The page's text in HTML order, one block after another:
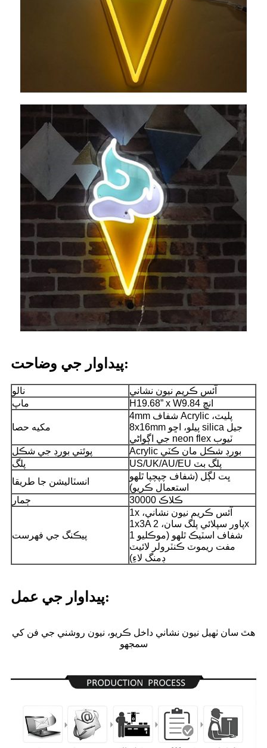
پيداوار جي وضاحت:
نالو
آئس ڪريم نيون نشاني
ماپ
H19.68” x W9.84 انچ
مکيه حصا
4mm شفاف Acrylic پليٽ،
8x16mm پيلو، اڇو silica جيل
جي اڳواڻي neon flex ٽيوب
پوئتي بورڊ جي شڪل
Acrylic بورڊ شڪل مان ڪٽي
پلگ
US/UK/AU/EU پلگ بٽ
انسٽاليشن جا طريقا
ڀت لڳل (شفاف چپچپا ٿلهو
استعمال ڪريو)
ڄمار
30000 ڪلاڪ
پيڪنگ جي فهرست
1x آئس ڪريم نيون نشاني،
1x3A پاور سپلائي پلگ سان، 2x
شفاف اسٽيڪ ٿلهو (موڪليو 1
مفت ريموٽ ڪنٽرولر لائيٽ
ڊمنگ لاءِ)
پيداوار جي عمل:
هٿ سان ٺهيل نيون نشاني داخل ڪريو، نيون روشني جي فن کي
سمجھو